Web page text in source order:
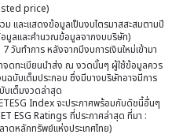
price)
และแสดงข้อมูลเป็นงบไตรมาสสะสมตามปี
มูลและคำนวณข้อมูลจากงบบริษัท)
วันทำการ หลังจากมีงบการเงินใหม่เข้ามา
ดทะเบียนนำส่ง ณ งวดนั้นๆ ผู้ใช้ข้อมูลควร
นฉบับเต็มประกอบ ซึ่งมีบางบริษัทอาจมีการ
บเต็มงวดล่าสุด
Index จะประกาศพร้อมกับดัชนี้อื่นๆ
ESG Ratings ที่ประกาศล่าสุด ที่มา :
ดหลักทรัพย์แห่งประเทศไทย)